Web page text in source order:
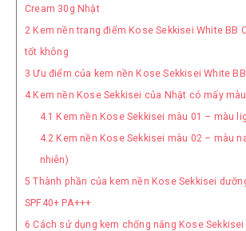
Cream 30g Nhật
2 Kem nền trang điểm Kose Sekkisei White BB
tốt không
3 Ưu điểm của kem nền Kose Sekkisei White
4Kem nền Kose Sekkisei của Nhật có mấy
4.1 Kem nền Kose Sekkisei màu 01 – màu
4.2 Kem nền Kose Sekkisei màu 02 – màu
nhiên)
5 Thành phần của kem nền Kose Sekkisei
SPF40+ PA+++
6 Cách sử dụng kem chống nắng Kose Sekkisei